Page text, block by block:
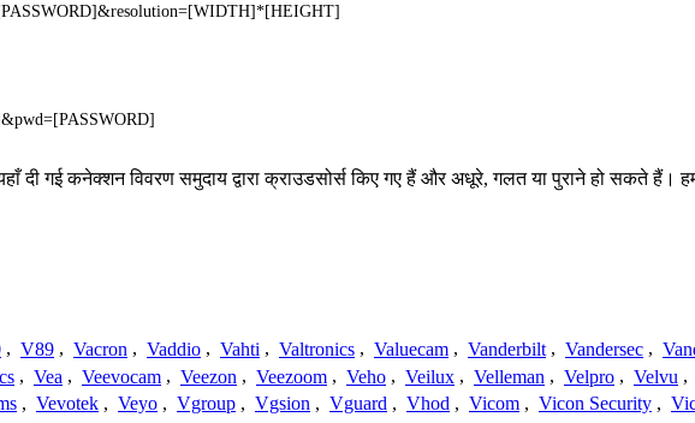
दी गई कनेक्शन विवरण समुदाय द्वारा क्राउडसोर्स किए गए हैं और अधूरे, गलत या पुराने हो सकते हैं।
, V89 , Vacron , Vaddio , Vahti , Valtronics , Valuecam , Vanderbilt , Vandersec ,
, Vea , Veevocam , Veezon , Veezoom , Veho , Veilux , Velleman , Velpro , Velvu ,
, Vevotek , Veyo , Vgroup , Vgsion , Vguard , Vhod , Vicom , Vicon Security ,